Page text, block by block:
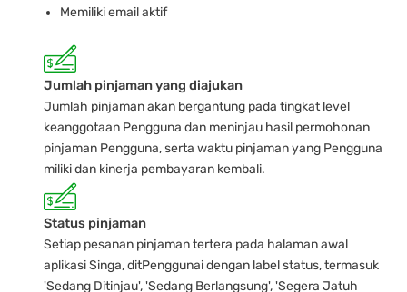
Memiliki email aktif
Jumlah pinjaman yang diajukan
Jumlah pinjaman akan bergantung pada tingkat level
keanggotaan Pengguna dan meninjau hasil permohonan
pinjaman Pengguna, serta waktu pinjaman yang Pengguna
miliki dan kinerja pembayaran kembali.
Status pinjaman
Setiap pesanan pinjaman tertera pada halaman awal
aplikasi Singa, ditPenggunai dengan label status, termasuk
'Sedang Ditinjau', 'Sedang Berlangsung', 'Segera Jatuh